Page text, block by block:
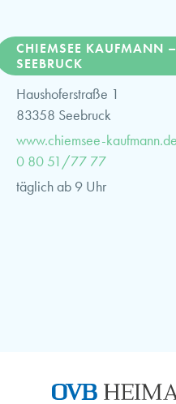
CHIEMSEE KAUFMANN
SEEBRUCK
Haushoferstraße 1
83358 Seebruck
www.chiemsee-kaufmann.de
0 80 51/77 77
täglich ab 9 Uhr